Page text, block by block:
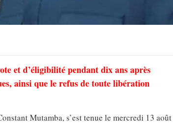
et d’éligibilité pendant dix ans après
ainsi que le refus de toute libération
Mutamba, s’est tenue le mercredi 13 août